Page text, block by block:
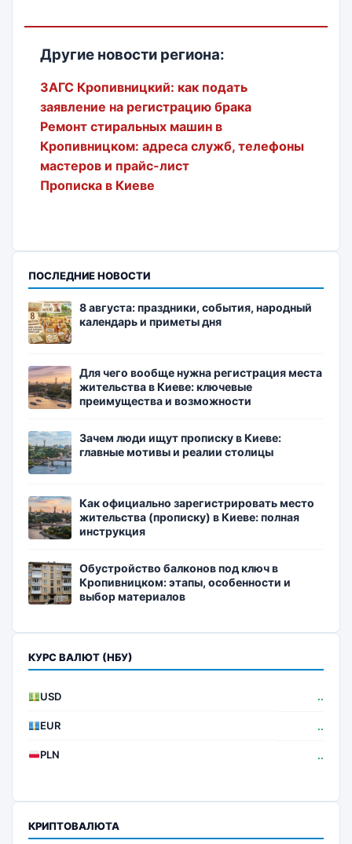
Другие новости региона:
ЗАГС Кропивницкий: как подать
заявление на регистрацию брака
Ремонт стиральных машин в
Кропивницком: адреса служб, телефоны
мастеров и прайс-лист
Прописка в Киеве
ПОСЛЕДНИЕ НОВОСТИ
8 августа: праздники, события, народный
календарь и приметы дня
Для чего вообще нужна регистрация места
жительства в Киеве: ключевые
преимущества и возможности
Зачем люди ищут прописку в Киеве:
главные мотивы и реалии столицы
Как официально зарегистрировать место
жительства (прописку) в Киеве: полная
инструкция
Обустройство балконов под ключ в
Кропивницком: этапы, особенности и
выбор материалов
КУРС ВАЛЮТ (НБУ)
USD ..
EUR ..
PLN ..
КРИПТОВАЛЮТА